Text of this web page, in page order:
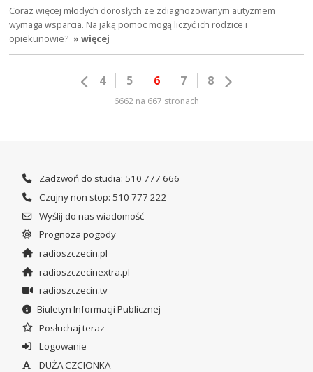
Coraz więcej młodych dorosłych ze zdiagnozowanym autyzmem
wymaga wsparcia. Na jaką pomoc mogą liczyć ich rodzice i
opiekunowie? » więcej
4 5 6 7 8
6662 na 667 stronach
Zadzwoń do studia: 510 777 666
Czujny non stop: 510 777 222
Wyślij do nas wiadomość
Prognoza pogody
radioszczecin.pl
radioszczecinextra.pl
radioszczecin.tv
Biuletyn Informacji Publicznej
Posłuchaj teraz
Logowanie
DUŻA CZCIONKA